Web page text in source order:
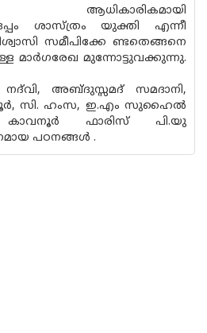
ആധികാരികമായി
ശാസ്ത്രം യുക്തി എന്നീ
സമീപിക്കേ ണ്ടതെങ്ങനെ
മാർഗരേഖ മുന്നോട്ടുവക്കുന്നു.
അബ്‌ദുസ്സമദ് സമദാനി,
സി. ഹംസ, ഇ.എം സുഹൈൽ
ഫാരിസ് പി.യു
പഠനങ്ങൾ .